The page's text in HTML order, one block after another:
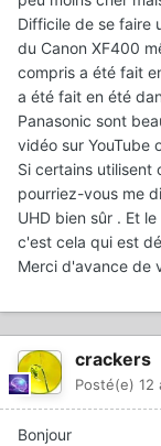
Difficile de se faire
du Canon XF400
compris a été fait
a été fait en été
Panasonic sont
vidéo sur YouTube
Si certains utilisent
pourriez-vous me
UHD bien sûr . Et
c'est cela qui est
Merci d'avance de
crackers
Posté(e) 12
Bonjour